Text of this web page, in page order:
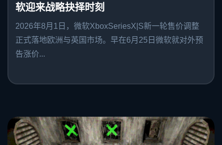
软迎来战略抉择时刻
2026年8月1日，微软XboxSeriesX|S新一轮售价调整
正式落地欧洲与英国市场。早在6月25日微软就对外预
告涨价...